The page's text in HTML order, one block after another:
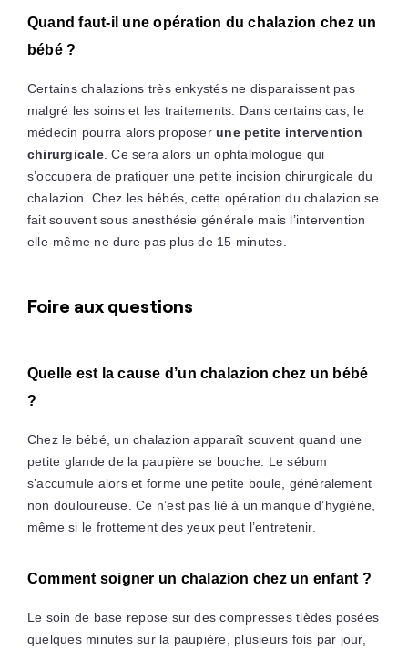
Quand faut-il une opération du chalazion chez un
bébé ?
Certains chalazions très enkystés ne disparaissent pas
malgré les soins et les traitements. Dans certains cas, le
médecin pourra alors proposerune petite intervention
chirurgicale. Ce sera alors un ophtalmologue qui
s’occupera de pratiquer une petite incision chirurgicale du
chalazion. Chez les bébés, cette opération du chalazion se
fait souvent sous anesthésie générale mais l’intervention
elle-même ne dure pas plus de 15 minutes.
Foire aux questions
Quelle est la cause d’un chalazion chez un bébé
?
Chez le bébé, un chalazion apparaît souvent quand une
petite glande de la paupière se bouche. Le sébum
s’accumule alors et forme une petite boule, généralement
non douloureuse. Ce n’est pas lié à un manque d’hygiène,
même si le frottement des yeux peut l’entretenir.
Comment soigner un chalazion chez un enfant ?
Le soin de base repose sur des compresses tièdes posées
quelques minutes sur la paupière, plusieurs fois par jour,